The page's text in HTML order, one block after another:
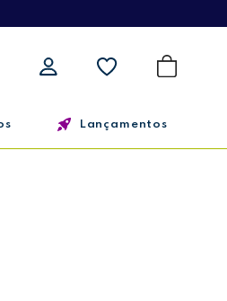
Lançamentos